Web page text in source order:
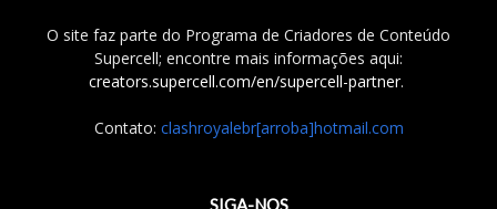
O site faz parte do Programa de Criadores de Conteúdo
Supercell; encontre mais informações aqui:
creators.supercell.com/en/supercell-partner.
Contato: clashroyalebr[arroba]hotmail.com
SIGA-NOS